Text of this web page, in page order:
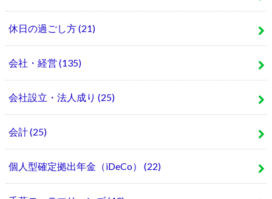
休日の過ごし方(21)
会社・経営 (135)
会社設立・法人成り (25)
会計(25)
個人型確定拠出年金（iDeCo） (22)